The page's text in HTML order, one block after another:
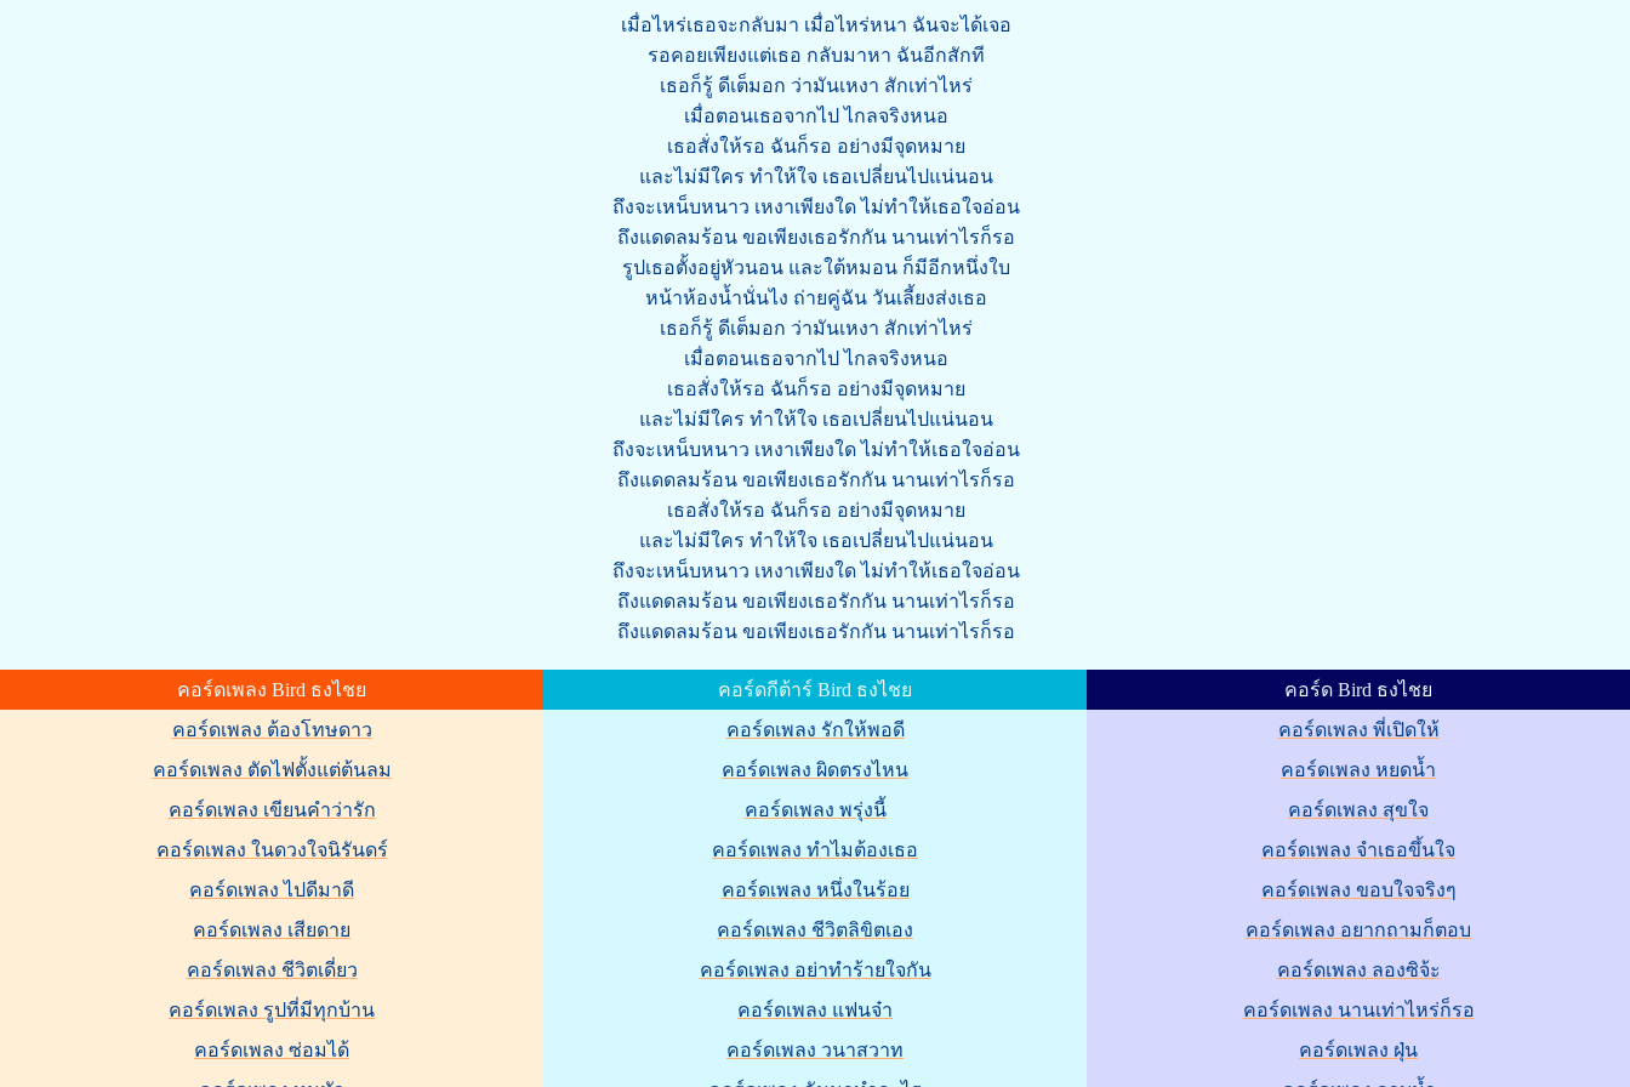
เมื่อไหร่เธอจะกลับมา เมื่อไหร่หนา ฉันจะได้เจอ
รอคอยเพียงแต่เธอ กลับมาหา ฉันอีกสักที
เธอก็รู้ ดีเต็มอก ว่ามันเหงา สักเท่าไหร่
เมื่อตอนเธอจากไป ไกลจริงหนอ
เธอสั่งให้รอ ฉันก็รอ อย่างมีจุดหมาย
และไม่มีใคร ทำให้ใจ เธอเปลี่ยนไปแน่นอน
ถึงจะเหน็บหนาว เหงาเพียงใด ไม่ทำให้เธอใจอ่อน
ถึงแดดลมร้อน ขอเพียงเธอรักกัน นานเท่าไรก็รอ
รูปเธอตั้งอยู่หัวนอน และใต้หมอน ก็มีอีกหนึ่งใบ
หน้าห้องน้ำนั่นไง ถ่ายคู่ฉัน วันเลี้ยงส่งเธอ
เธอก็รู้ ดีเต็มอก ว่ามันเหงา สักเท่าไหร่
เมื่อตอนเธอจากไป ไกลจริงหนอ
เธอสั่งให้รอ ฉันก็รอ อย่างมีจุดหมาย
และไม่มีใคร ทำให้ใจ เธอเปลี่ยนไปแน่นอน
ถึงจะเหน็บหนาว เหงาเพียงใด ไม่ทำให้เธอใจอ่อน
ถึงแดดลมร้อน ขอเพียงเธอรักกัน นานเท่าไรก็รอ
เธอสั่งให้รอ ฉันก็รอ อย่างมีจุดหมาย
และไม่มีใคร ทำให้ใจ เธอเปลี่ยนไปแน่นอน
ถึงจะเหน็บหนาว เหงาเพียงใด ไม่ทำให้เธอใจอ่อน
ถึงแดดลมร้อน ขอเพียงเธอรักกัน นานเท่าไรก็รอ
ถึงแดดลมร้อน ขอเพียงเธอรักกัน นานเท่าไรก็รอ
คอร์ดเพลง Bird ธงไชย
คอร์ดเพลง ต้องโทษดาว
คอร์ดเพลง ตัดไฟตั้งแต่ต้นลม
คอร์ดเพลง เขียนคำว่ารัก
คอร์ดเพลง ในดวงใจนิรันดร์
คอร์ดเพลง ไปดีมาดี
คอร์ดเพลง เสียดาย
คอร์ดเพลง ชีวิตเดี่ยว
คอร์ดเพลง รูปที่มีทุกบ้าน
คอร์ดเพลง ซ่อมได้
คอร์ดกีต้าร์ Bird ธงไชย
คอร์ดเพลง รักให้พอดี
คอร์ดเพลง ผิดตรงไหน
คอร์ดเพลง พรุ่งนี้
คอร์ดเพลง ทำไมต้องเธอ
คอร์ดเพลง หนึ่งในร้อย
คอร์ดเพลง ชีวิตลิขิตเอง
คอร์ดเพลง อย่าทำร้ายใจกัน
คอร์ดเพลง แฟนจ๋า
คอร์ดเพลง วนาสวาท
คอร์ด Bird ธงไชย
คอร์ดเพลง พี่เปิดให้
คอร์ดเพลง หยดน้ำ
คอร์ดเพลง สุขใจ
คอร์ดเพลง จำเธอขึ้นใจ
คอร์ดเพลง ขอบใจจริงๆ
คอร์ดเพลง อยากถามก็ตอบ
คอร์ดเพลง ลองซิจ้ะ
คอร์ดเพลง นานเท่าไหร่ก็รอ
คอร์ดเพลง ฝุ่น